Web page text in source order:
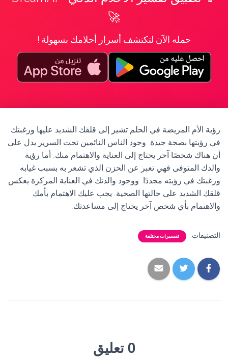
🚀
حمله الآن لتكتشف أسرار أحلامك بسهولة !
رؤية الأم المريضة في الحلم تشير إلى قلقك الشديد عليها ورغبتك
في رؤيتها بصحة جيدة. وجود الناس النائمين تحت السرير يدل على
أن هناك شخصًا آخر يحتاج إلى العناية والاهتمام منك. أما رؤية
والدك المتوفى فهي تعبر عن الحزن الذي تشعر به بسبب غيابه
ورغبتك في رؤيته مجددًا. ووجود والدتك في العناية المركزة يعكس
قلقك الشديد على حالتها الصحية. يجب عليك الاهتمام بأمك
والاهتمام بأي شخص آخر يحتاج إلى مساعدتك.
التصنيفات: تفسيرات مختلفة
0 تعليق